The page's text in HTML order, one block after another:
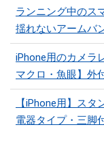
ランニング中のス
揺れないアームバ
iPhone用のカメラ
マクロ・魚眼】外
【iPhone用】ス
電器タイプ・三脚